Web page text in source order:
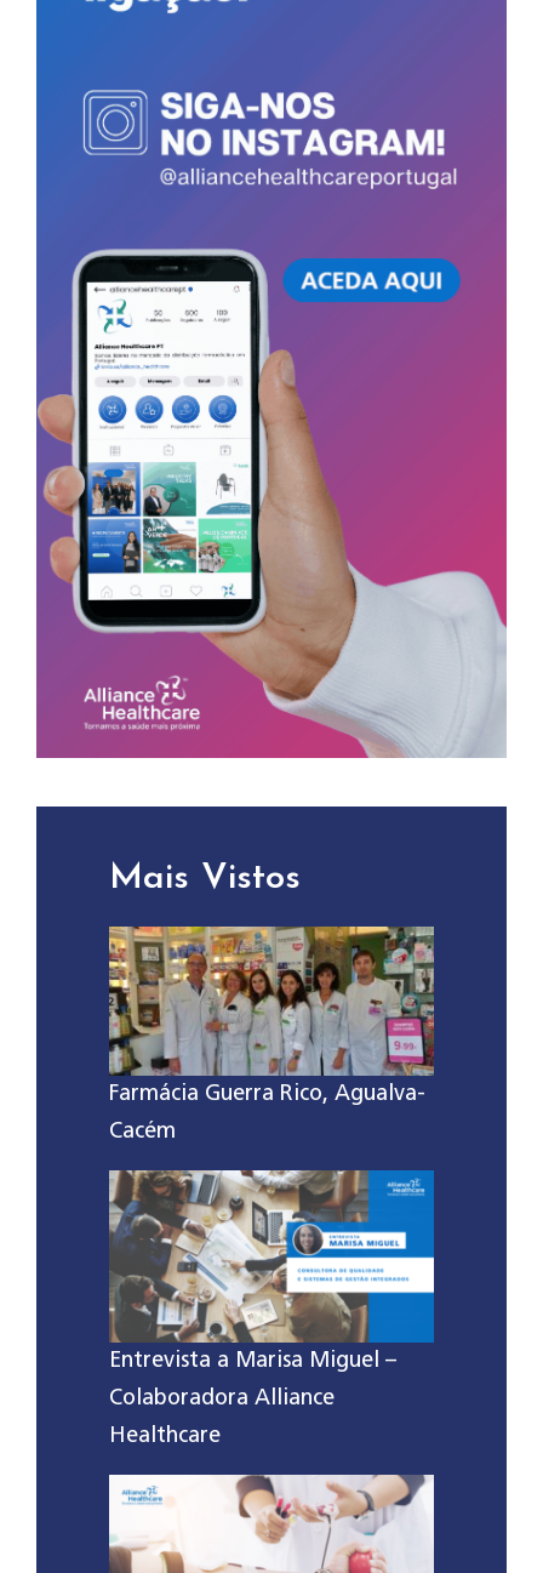
Mais Vistos
Farmácia Guerra Rico, Agualva-
Cacém
Entrevista a Marisa Miguel –
Colaboradora Alliance
Healthcare